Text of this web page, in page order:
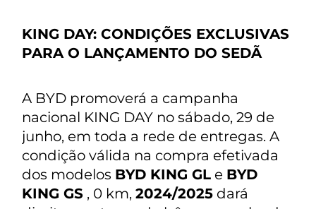
KING DAY: CONDIÇÕES EXCLUSIVAS
PARA O LANÇAMENTO DO SEDÃ
A BYD promoverá a campanha
nacional KING DAY no sábado, 29 de
junho, em toda a rede de entregas. A
condição válida na compra efetivada
dos modelos BYD KING GL e BYD
KING GS , 0 km,2024/2025 dará